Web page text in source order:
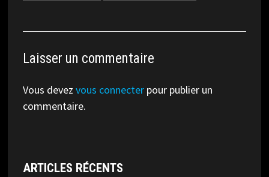
Laisser un commentaire
Vous devez vous connecterpour publier un
commentaire.
ARTICLES RÉCENTS